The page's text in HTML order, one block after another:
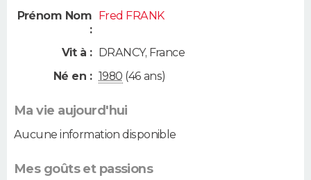
Prénom Nom
:
Fred FRANK
Vit à : DRANCY, France
Né en : 1980 (46 ans)
Ma vie aujourd'hui
Aucune information disponible
Mes goûts et passions